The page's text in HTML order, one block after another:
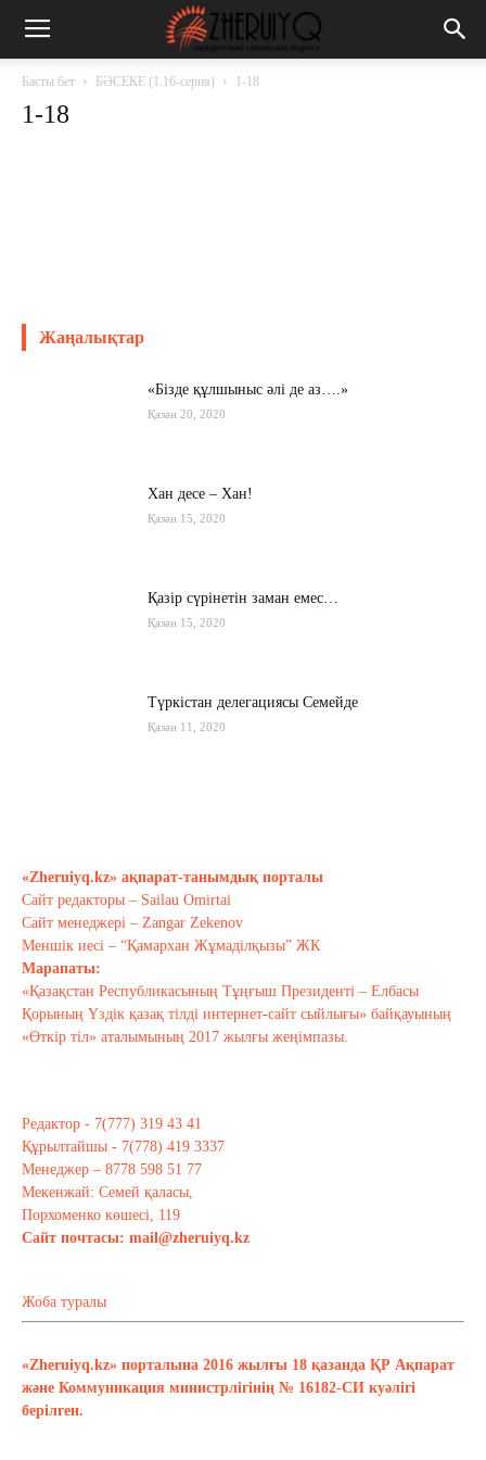
Басты бет БӘСЕКЕ (1.16-серия) 1-18
1-18
Жаңалықтар
«Бізде құлшыныс әлі де аз….»
Қазан 20, 2020
Хан десе – Хан!
Қазан 15, 2020
Қазір сүрінетін заман емес…
Қазан 15, 2020
Түркістан делегациясы Семейде
Қазан 11, 2020
Тағы оқу
«Zheruiyq.kz» ақпарат-танымдық порталы
Сайт редакторы – Sailau Omirtai
Сайт менеджері – Zangar Zekenov
Меншік иесі – “Қамархан Жұмаділқызы” ЖК
Марапаты:
«Қазақстан Республикасының Тұңғыш Президенті – Елбасы
Қорының Үздік қазақ тілді интернет-сайт сыйлығы» байқауының
«Өткір тіл» аталымының 2017 жылғы жеңімпазы.
Редактор - 7(777) 319 43 41
Құрылтайшы - 7(778) 419 3337
Менеджер – 8778 598 51 77
Мекенжай: Семей қаласы,
Порхоменко көшесі, 119
Сайт почтасы: mail@zheruiyq.kz
Жоба туралы
«Zheruiyq.kz» порталына 2016 жылғы 18 қазанда ҚР Ақпарат
және Коммуникация министрлігінің № 16182-СИ куәлігі
берілген.